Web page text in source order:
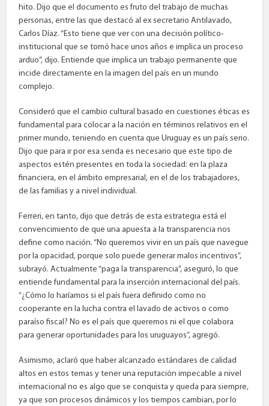
hito. Dijo que el documento es fruto del trabajo de muchas
personas, entre las que destacó al ex secretario Antilavado,
Carlos Díaz. “Esto tiene que ver con una decisión político-
institucional que se tomó hace unos años e implica un proceso
arduo”, dijo. Entiende que implica un trabajo permanente que
incide directamente en la imagen del país en un mundo
complejo.
Consideró que el cambio cultural basado en cuestiones éticas es
fundamental para colocar a la nación en términos relativos en el
primer mundo, teniendo en cuenta que Uruguay es un país serio.
Dijo que para ir por esa senda es necesario que este tipo de
aspectos estén presentes en toda la sociedad: en la plaza
financiera, en el ámbito empresarial, en el de los trabajadores,
de las familias y a nivel individual.
Ferreri, en tanto, dijo que detrás de esta estrategia está el
convencimiento de que una apuesta a la transparencia nos
define como nación. “No queremos vivir en un país que navegue
por la opacidad, porque solo puede generar malos incentivos”,
subrayó. Actualmente “paga la transparencia”, aseguró, lo que
entiende fundamental para la inserción internacional del país.
“¿Cómo lo haríamos si el país fuera definido como no
cooperante en la lucha contra el lavado de activos o como
paraíso fiscal? No es el país que queremos ni el que colabora
para generar oportunidades para los uruguayos”, agregó.
Asimismo, aclaró que haber alcanzado estándares de calidad
altos en estos temas y tener una reputación impecable a nivel
internacional no es algo que se conquista y queda para siempre,
ya que son procesos dinámicos y los tiempos cambian, por lo